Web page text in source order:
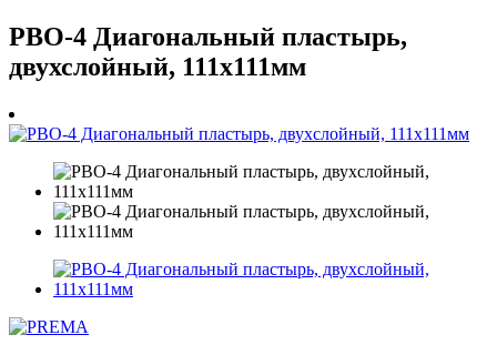
PBO-4 Диагональный пластырь,
двухслойный, 111х111мм